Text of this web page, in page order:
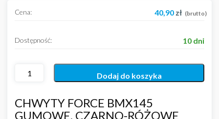
CHWYTY FORCE BMX145
GUMOWE, CZARNO-RÓŻOWE
Cena: 40,90 zł (brutto)
Dostępność: 10 dni
Dodaj do koszyka